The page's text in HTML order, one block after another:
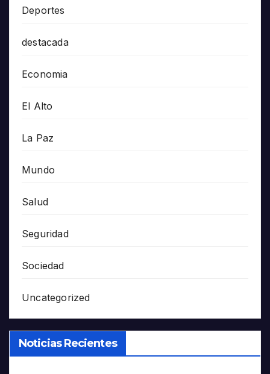
Deportes
destacada
Economia
El Alto
La Paz
Mundo
Salud
Seguridad
Sociedad
Uncategorized
Noticias Recientes